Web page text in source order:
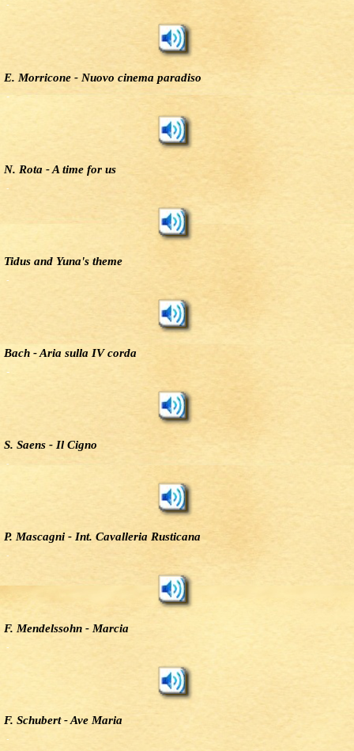
-
E. Morricone - Nuovo cinema paradiso
-
N. Rota - A time for us
-
Tidus and Yuna's theme
-
Bach - Aria sulla IV corda
-
S. Saens - Il Cigno
-
P. Mascagni - Int. Cavalleria Rusticana
-
F. Mendelssohn - Marcia
-
F. Schubert - Ave Maria
-